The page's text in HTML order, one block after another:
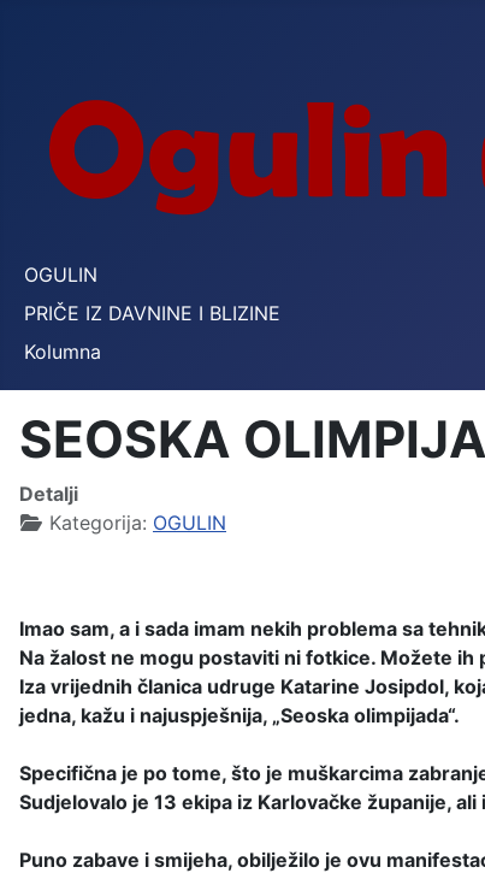
OGULIN
PRIČE IZ DAVNINE I BLIZINE
Kolumna
SEOSKA
Detalji
Kategorija: OGULIN
Imao sam, a i sada imam nekih problema sa
Na žalost ne mogu postaviti ni fotkice. Možete ih
Iza vrijednih članica udruge Katarine Josipdol,
jedna, kažu i najuspješnija, „Seoska olimpijada“.
Specifična je po tome, što je muškarcima
Sudjelovalo je 13 ekipa iz Karlovačke županije,
Puno zabave i smijeha, obilježilo je ovu